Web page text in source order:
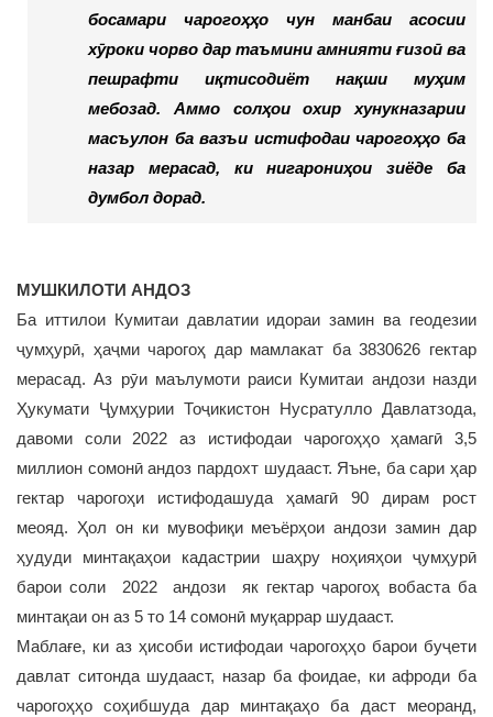
босамари чарогоҳҳо чун манбаи асосии
хӯроки чорво дар таъмини амнияти ғизоӣ ва
пешрафти иқтисодиёт нақши муҳим
мебозад. Аммо солҳои охир хунукназарии
масъулон ба вазъи истифодаи чарогоҳҳо ба
назар мерасад, ки нигарониҳои зиёде ба
думбол дорад.
МУШКИЛОТИ АНДОЗ
Ба иттилои Кумитаи давлатии идораи замин ва геодезии
ҷумҳурӣ, ҳаҷми чарогоҳ дар мамлакат ба 3830626 гектар
мерасад. Аз рӯи маълумоти раиси Кумитаи андози назди
Ҳукумати Ҷумҳурии Тоҷикистон Нусратулло Давлатзода,
давоми соли 2022 аз истифодаи чарогоҳҳо ҳамагӣ 3,5
миллион сомонӣ андоз пардохт шудааст. Яъне, ба сари ҳар
гектар чарогоҳи истифодашуда ҳамагӣ 90 дирам рост
меояд. Ҳол он ки мувофиқи меъёрҳои андози замин дар
ҳудуди минтақаҳои кадастрии шаҳру ноҳияҳои ҷумҳурӣ
барои соли 2022 андози як гектар чарогоҳ вобаста ба
минтақаи он аз 5 то 14 сомонӣ муқаррар шудааст.
Маблағе, ки аз ҳисоби истифодаи чарогоҳҳо барои буҷети
давлат ситонда шудааст, назар ба фоидае, ки афроди ба
чарогоҳҳо соҳибшуда дар минтақаҳо ба даст меоранд,